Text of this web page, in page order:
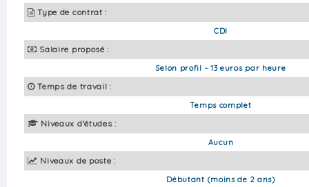
Type de contrat :
CDI
Salaire proposé :
Selon profil - 13 euros par heure
Temps de travail :
Temps complet
Niveaux d'études :
Aucun
Niveaux de poste :
Débutant (moins de 2 ans)